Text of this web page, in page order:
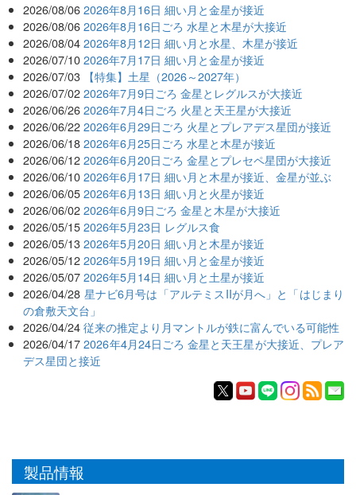
2026/08/06 2026年8月16日 細い月と金星が接近
2026/08/06 2026年8月16日ごろ 水星と木星が大接近
2026/08/04 2026年8月12日 細い月と水星、木星が接近
2026/07/10 2026年7月17日 細い月と金星が接近
2026/07/03 【特集】土星（2026～2027年）
2026/07/02 2026年7月9日ごろ 金星とレグルスが大接近
2026/06/26 2026年7月4日ごろ 火星と天王星が大接近
2026/06/22 2026年6月29日ごろ 火星とプレアデス星団が接近
2026/06/18 2026年6月25日ごろ 水星と木星が接近
2026/06/12 2026年6月20日ごろ 金星とプレセペ星団が大接近
2026/06/10 2026年6月17日 細い月と木星が接近、金星が並ぶ
2026/06/05 2026年6月13日 細い月と火星が接近
2026/06/02 2026年6月9日ごろ 金星と木星が大接近
2026/05/15 2026年5月23日 レグルス食
2026/05/13 2026年5月20日 細い月と木星が接近
2026/05/12 2026年5月19日 細い月と金星が接近
2026/05/07 2026年5月14日 細い月と土星が接近
2026/04/28 星ナビ6月号は「アルテミスIIが月へ」と「はじまり
の倉敷天文台」
2026/04/24 従来の推定より月マントルが鉄に富んでいる可能性
2026/04/17 2026年4月24日ごろ 金星と天王星が大接近、プレア
デス星団と接近
製品情報